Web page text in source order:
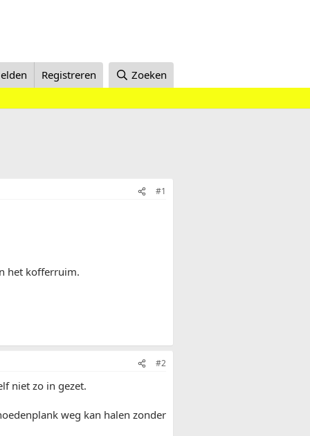
Registreren Zoeken
#1
het kofferruim.
#2
niet zo in gezet.
weg kan halen zonder